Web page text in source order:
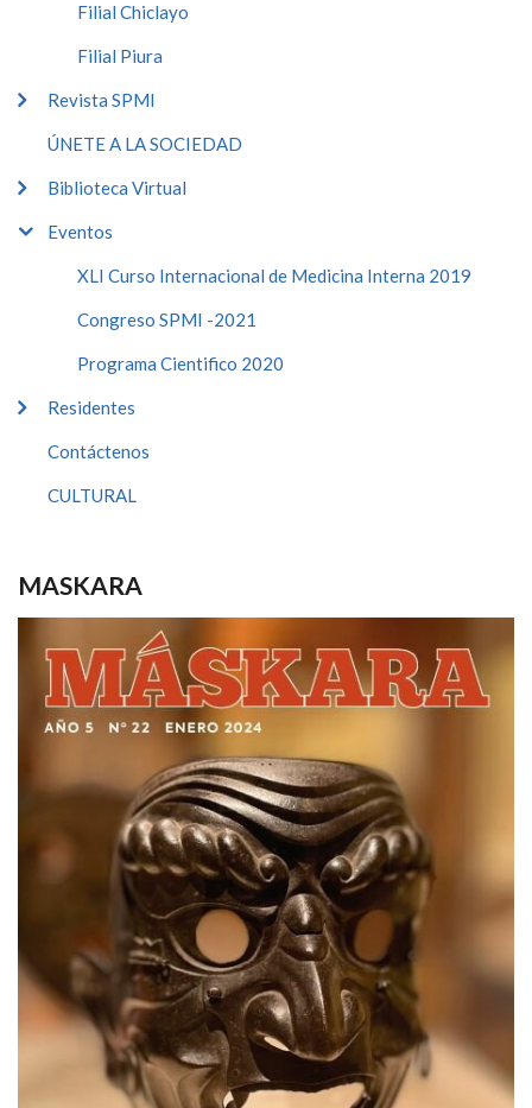
Filial Chiclayo
Filial Piura
Revista SPMI
ÚNETE A LA SOCIEDAD
Biblioteca Virtual
Eventos
XLI Curso Internacional de Medicina Interna 2019
Congreso SPMI -2021
Programa Cientifico 2020
Residentes
Contáctenos
CULTURAL
MASKARA